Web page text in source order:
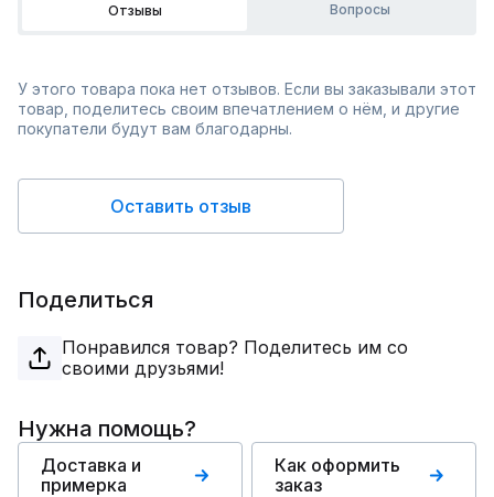
Отзывы Вопросы
У этого товара пока нет отзывов. Если вы заказывали этот
товар, поделитесь своим впечатлением о нём, и другие
покупатели будут вам благодарны.
Оставить отзыв
Поделиться
Понравился товар? Поделитесь им со
своими друзьями!
Нужна помощь?
Доставка и
примерка
Как оформить
заказ